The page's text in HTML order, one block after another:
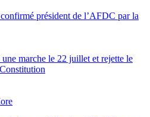
président de l’AFDC par la
marche le 22 juillet et rejette le